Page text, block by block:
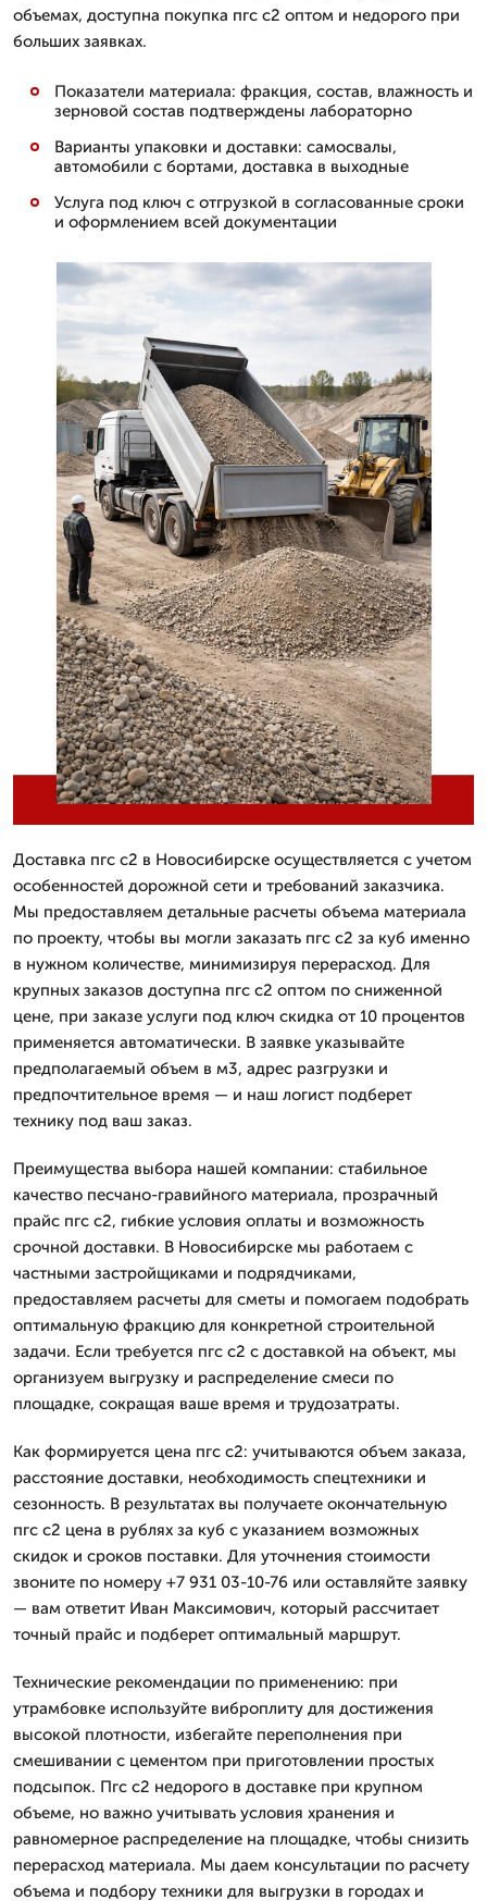
объемах, доступна покупка пгс с2 оптом и недорого при
больших заявках.
Показатели материала: фракция, состав, влажность и
зерновой состав подтверждены лабораторно
Варианты упаковки и доставки: самосвалы,
автомобили с бортами, доставка в выходные
Услуга под ключ с отгрузкой в согласованные сроки
и оформлением всей документации
Доставка пгс с2 в Новосибирске осуществляется с учетом
особенностей дорожной сети и требований заказчика.
Мы предоставляем детальные расчеты объема материала
по проекту, чтобы вы могли заказать пгс с2 за куб именно
в нужном количестве, минимизируя перерасход. Для
крупных заказов доступна пгс с2 оптом по сниженной
цене, при заказе услуги под ключ скидка от 10 процентов
применяется автоматически. В заявке указывайте
предполагаемый объем в м3, адрес разгрузки и
предпочтительное время — и наш логист подберет
технику под ваш заказ.
Преимущества выбора нашей компании: стабильное
качество песчано-гравийного материала, прозрачный
прайс пгс с2, гибкие условия оплаты и возможность
срочной доставки. В Новосибирске мы работаем с
частными застройщиками и подрядчиками,
предоставляем расчеты для сметы и помогаем подобрать
оптимальную фракцию для конкретной строительной
задачи. Если требуется пгс с2 с доставкой на объект, мы
организуем выгрузку и распределение смеси по
площадке, сокращая ваше время и трудозатраты.
Как формируется цена пгс с2: учитываются объем заказа,
расстояние доставки, необходимость спецтехники и
сезонность. В результатах вы получаете окончательную
пгс с2 цена в рублях за куб с указанием возможных
скидок и сроков поставки. Для уточнения стоимости
звоните по номеру +7 931 03-10-76 или оставляйте заявку
— вам ответит Иван Максимович, который рассчитает
точный прайс и подберет оптимальный маршрут.
Технические рекомендации по применению: при
утрамбовке используйте виброплиту для достижения
высокой плотности, избегайте переполнения при
смешивании с цементом при приготовлении простых
подсыпок. Пгс с2 недорого в доставке при крупном
объеме, но важно учитывать условия хранения и
равномерное распределение на площадке, чтобы снизить
перерасход материала. Мы даем консультации по расчету
объема и подбору техники для выгрузки в городах и